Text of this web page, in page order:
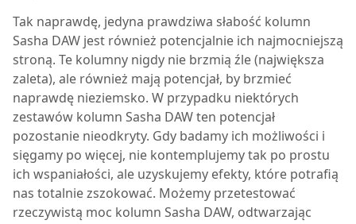
Tak naprawdę, jedyna prawdziwa słabość kolumn
Sasha DAW jest również potencjalnie ich najmocniejszą
stroną. Te kolumny nigdy nie brzmią źle (największa
zaleta), ale również mają potencjał, by brzmieć
naprawdę nieziemsko. W przypadku niektórych
zestawów kolumn Sasha DAWten potencjał
pozostanie nieodkryty. Gdy badamy ich możliwości i
sięgamy po więcej, nie kontemplujemy tak po prostu
ich wspaniałości, ale uzyskujemy efekty, które potrafią
nas totalnie zszokować. Możemy przetestować
rzeczywistą moc kolumn Sasha DAW, odtwarzając